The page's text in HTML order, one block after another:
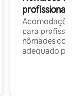
profissionais
para
nômades com
adequado